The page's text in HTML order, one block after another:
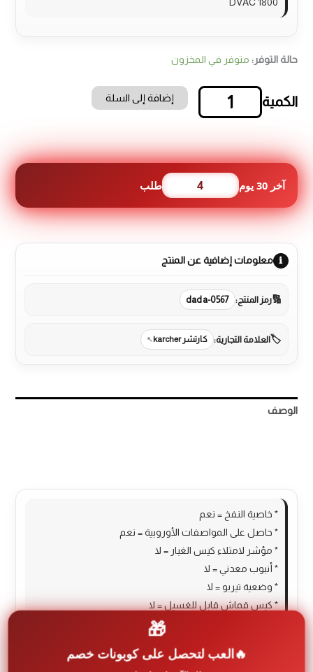
DVAC 1800
حالة التوفر: متوفر في المخزون
كمية
برميل
بسعة
20
1800
واط
النفخ
إضافة إلى السلة
آخر 30 يوم 4 طلب
معلومات إضافية عن المنتج
رمز المنتج: dada-0567
العلامة التجارية: كارتشر karcher
الوصف
* خاصية النفخ = نعم
* حاصل على المواصفات الأوروبية = نعم
* مؤشر لامتلاء كيس الغبار = لا
* أنبوب معدني = لا
* وضعية تيربو = لا
* كيس قماش قابل للغسيل = لا
* الإكسسوارات = قطعتين للشقوق + فلتر
* طول السلك = 7 متر
🎁
العب لتحصل على كوبونات خصم